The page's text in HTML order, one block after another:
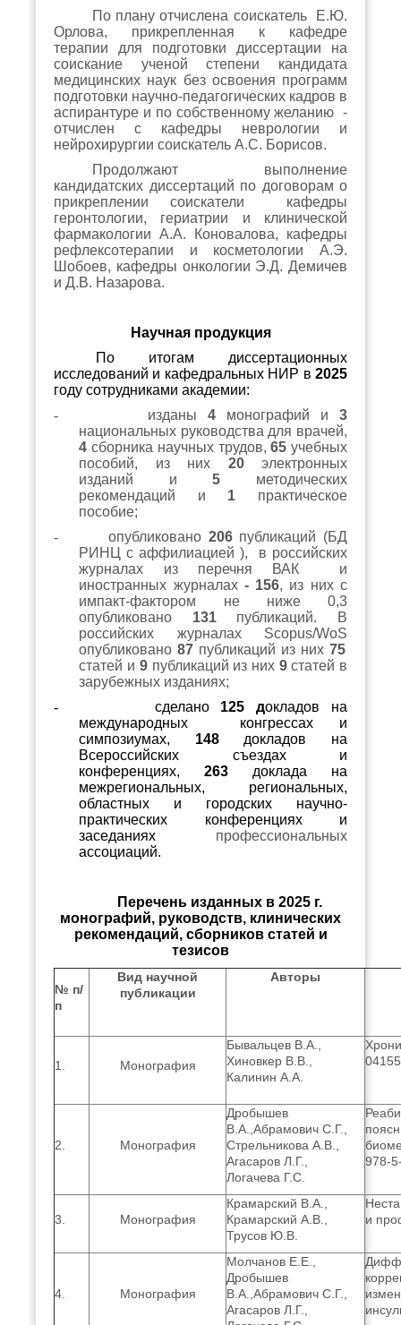
По плану отчислена соискатель Е.Ю.
Орлова, прикрепленная к кафедре
терапии для подготовки диссертации на
соискание ученой степени кандидата
медицинских наук без освоения программ
подготовки научно-педагогических кадров в
аспирантуре и по собственному желанию -
отчислен с кафедры неврологии и
нейрохирургии соискатель А.С. Борисов.
Продолжают выполнение
кандидатских диссертаций по договорам о
прикреплении соискатели кафедры
геронтологии, гериатрии и клинической
фармакологии А.А. Коновалова, кафедры
рефлексотерапии и косметологии А.Э.
Шобоев, кафедры онкологии Э.Д. Демичев
и Д.В. Назарова.
Научная продукция
По итогам диссертационных
исследований и кафедральных НИР в 2025
году сотрудниками академии:
-
изданы 4 монографий и 3
национальных руководства для врачей,
4сборника научных трудов, 65 учебных
пособий, из них 20электронных
изданий и5 методических
рекомендаций и 1 практическое
пособие;
-
опубликовано 206 публикаций (БД
РИНЦ с аффилиацией ), в российских
журналах из перечня ВАК
и
иностранных журналах - 156, из них с
импакт-фактором не ниже 0,3
опубликовано 131 публикаций. В
российских журналах Scopus/WoS
опубликовано87 публикаций из них75
статей и 9 публикаций из них 9статей в
зарубежных изданиях;
-
сделано 125 докладов на
международных конгрессах и
симпозиумах, 148докладов на
Всероссийских съездах и
конференциях,263 доклада на
межрегиональных, региональных,
областных и городских научно-
практических конференциях и
заседаниях профессиональных
ассоциаций.
Перечень изданных в 2025 г.
монографий, руководств, клинических
рекомендаций, сборников статей и
тезисов
№ п/
п
Вид научной
публикации
Авторы
1. Монография
Бывальцев В.А.,
Хиновкер В.В.,
Калинин А.А.
2. Монография
Дробышев
В.А.,Абрамович С.Г.,
Стрельникова А.В.,
Агасаров Л.Г.,
Логачева Г.С.
978-
3. Монография
Крамарский В.А.,
Крамарский А.В.,
Трусов Ю.В.
и
4. Монография
Молчанов Е.Е.,
Дробышев
В.А.,Абрамович С.Г.,
Агасаров Л.Г.,